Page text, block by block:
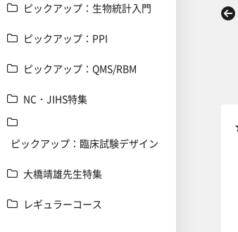
ピックアップ：生物統計入門
ピックアップ：PPI
ピックアップ：QMS/RBM
NC・JIHS特集
ピックアップ：臨床試験デザイン
大橋靖雄先生特集
レギュラーコース